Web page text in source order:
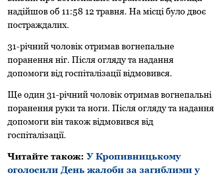
надійшов об 11:58 12 травня. На місці було двоє
постраждалих.
31-річний чоловік отримав вогнепальне
поранення ніг. Після огляду та надання
допомоги від госпіталізації відмовився.
Ще один 31-річний чоловік отримав вогнепальні
поранення руки та ноги. Після огляду та надання
допомоги він також відмовився від
госпіталізації.
Читайте також:У Кропивницькому
оголосили День жалоби за загиблими у